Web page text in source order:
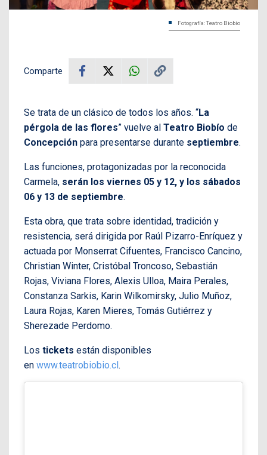
Fotografía: Teatro Biobío
Comparte
Se trata de un clásico de todos los años. “La
pérgola de las flores” vuelve al Teatro Biobío de
Concepción para presentarse durante septiembre.
Las funciones, protagonizadas por la reconocida
Carmela, serán los viernes 05 y 12, y los sábados
06 y 13 de septiembre.
Esta obra, que trata sobre identidad, tradición y
resistencia, será dirigida por Raúl Pizarro-Enríquez y
actuada por Monserrat Cifuentes, Francisco Cancino,
Christian Winter, Cristóbal Troncoso, Sebastián
Rojas, Viviana Flores, Alexis Ulloa, Maira Perales,
Constanza Sarkis, Karin Wilkomirsky, Julio Muñoz,
Laura Rojas, Karen Mieres, Tomás Gutiérrez y
Sherezade Perdomo.
Los tickets están disponibles
en www.teatrobiobio.cl.